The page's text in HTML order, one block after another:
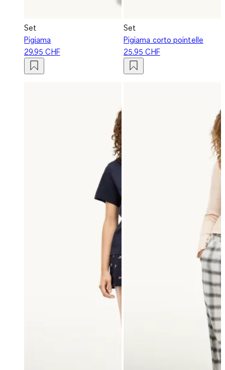
Set
Pigiama
29.95 CHF
Set
Pigiama corto pointelle
25.95 CHF